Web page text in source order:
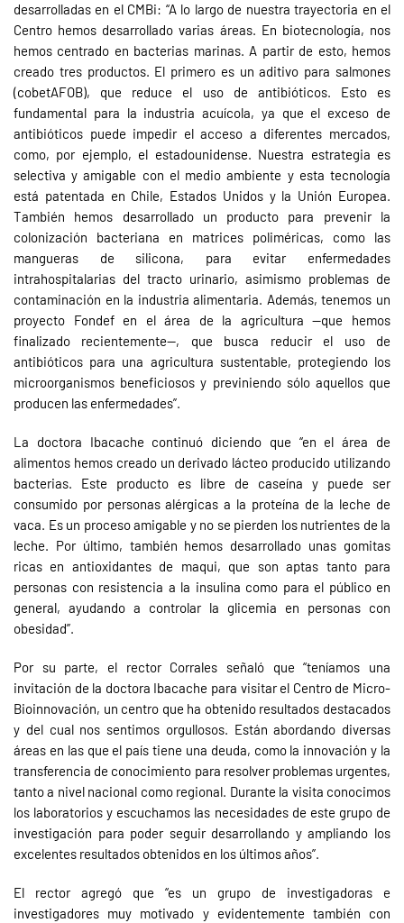
desarrolladas en el CMBi: “A lo largo de nuestra trayectoria en el
Centro hemos desarrollado varias áreas. En biotecnología, nos
hemos centrado en bacterias marinas. A partir de esto, hemos
creado tres productos. El primero es un aditivo para salmones
(cobetAFOB), que reduce el uso de antibióticos. Esto es
fundamental para la industria acuícola, ya que el exceso de
antibióticos puede impedir el acceso a diferentes mercados,
como, por ejemplo, el estadounidense. Nuestra estrategia es
selectiva y amigable con el medio ambiente y esta tecnología
está patentada en Chile, Estados Unidos y la Unión Europea.
También hemos desarrollado un producto para prevenir la
colonización bacteriana en matrices poliméricas, como las
mangueras de silicona, para evitar enfermedades
intrahospitalarias del tracto urinario, asimismo problemas de
contaminación en la industria alimentaria. Además, tenemos un
proyecto Fondef en el área de la agricultura —que hemos
finalizado recientemente—, que busca reducir el uso de
antibióticos para una agricultura sustentable, protegiendo los
microorganismos beneficiosos y previniendo sólo aquellos que
producen las enfermedades”.
La doctora Ibacache continuó diciendo que “en el área de
alimentos hemos creado un derivado lácteo producido utilizando
bacterias. Este producto es libre de caseína y puede ser
consumido por personas alérgicas a la proteína de la leche de
vaca. Es un proceso amigable y no se pierden los nutrientes de la
leche. Por último, también hemos desarrollado unas gomitas
ricas en antioxidantes de maqui, que son aptas tanto para
personas con resistencia a la insulina como para el público en
general, ayudando a controlar la glicemia en personas con
obesidad”.
Por su parte, el rector Corrales señaló que “teníamos una
invitación de la doctora Ibacache para visitar el Centro de Micro-
Bioinnovación, un centro que ha obtenido resultados destacados
y del cual nos sentimos orgullosos. Están abordando diversas
áreas en las que el país tiene una deuda, como la innovación y la
transferencia de conocimiento para resolver problemas urgentes,
tanto a nivel nacional como regional. Durante la visita conocimos
los laboratorios y escuchamos las necesidades de este grupo de
investigación para poder seguir desarrollando y ampliando los
excelentes resultados obtenidos en los últimos años”.
El rector agregó que “es un grupo de investigadoras e
investigadores muy motivado y evidentemente también con